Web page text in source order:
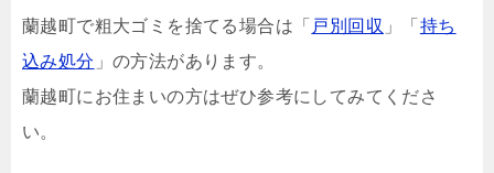
蘭越町で粗大ゴミを捨てる場合は「 戸別回収 」「 持ち
込み処分 」の方法があります。
蘭越町にお住まいの方はぜひ参考にしてみてくださ
い。